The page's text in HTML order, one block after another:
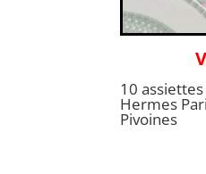
10
Hermes
Pivoines